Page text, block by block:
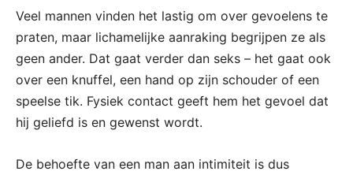
Veel mannen vinden het lastig om over gevoelens te
praten, maar lichamelijke aanraking begrijpen ze als
geen ander. Dat gaat verder dan seks – het gaat ook
over een knuffel, een hand op zijn schouder of een
speelse tik. Fysiek contact geeft hem het gevoel dat
hij geliefd is en gewenst wordt.
De behoefte van een man aan intimiteit is dus